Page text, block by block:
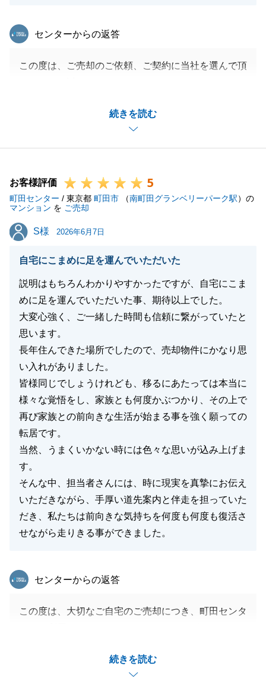
続きを読む
東急リバブル
センターからの返答
この度は、ご売却のご依頼、ご契約に当社を選んで頂
すが、予定よりも早めに片付けて頂き、お引渡しも予
定より早めて頂きましたこと、買主様も喜んでいらっ
しゃいました。
ご相談をいただけましたら、とても嬉しいです。
お客様評価 5
町田センター / 東京都 町田市 （南町田グランベリーパーク駅）の
マンション を ご売却
S様
S様 2026年6月7日
自宅にこまめに足を運んでいただいた
説明はもちろんわかりやすかったですが、自宅にこま
めに足を運んでいただいた事、期待以上でした。
大変心強く、ご一緒した時間も信頼に繋がっていたと
思います。
長年住んできた場所でしたので、売却物件にかなり思
い入れがありました。
皆様同じでしょうけれども、移るにあたっては本当に
様々な覚悟をし、家族とも何度かぶつかり、その上で
再び家族との前向きな生活が始まる事を強く願っての
転居です。
当然、うまくいかない時には色々な思いが込み上げま
す。
そんな中、担当者さんには、時に現実を真摯にお伝え
いただきながら、手厚い道先案内と伴走を担っていた
だき、私たちは前向きな気持ちを何度も何度も復活さ
せながら走りきる事ができました。
続きを読む
東急リバブル
センターからの返答
この度は、大切なご自宅のご売却につき、町田センタ
ものかと思いますし、お引っ越しが迫る中、ご不安に
させてしまったかと思います。